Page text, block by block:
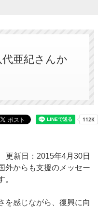
亜紀さんか
更新日：2015年4月30日
外からも支援のメッセー
。
感じながら、復興に向